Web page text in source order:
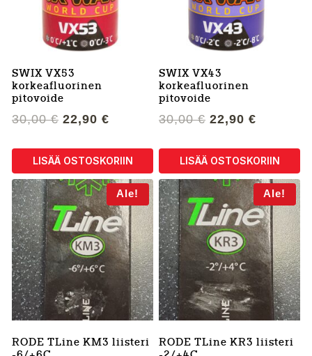
SWIX VX53
korkeafluorinen
pitovoide
30,00€ Alkuperäinen
oli:
30,00 €.
22,90 € Nykyinen
on:
22,90 €.
LISÄÄ OSTOSKORIIN
SWIX VX43
korkeafluorinen
pitovoide
30,00€ Alkuperäinen
oli:
30,00 €.
22,90 €
on:
22,90 €.
LISÄÄ OSTOSKORIIN
Ale!
RODE TLine KM3 liisteri
Ale!
RODE TLine KR3 liisteri